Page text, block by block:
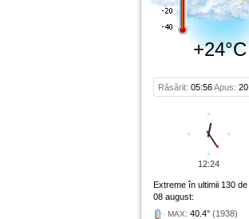
+24°C
Răsărit: 05:56Apus:
Extreme în ultimii 130 de
08 august:
MAX: 40.4° (1938)
12:24